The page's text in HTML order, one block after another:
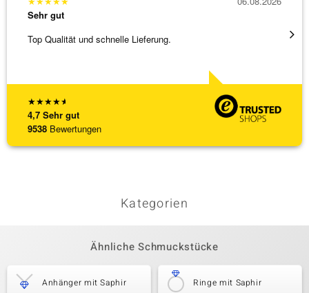
★★★★★
4,7 Sehr gut
9538 Bewertungen
Sehr gut
Top Qualität und schnelle Lieferung.
Bin
Kategorien
Ähnliche Schmuckstücke
Anhänger mit Saphir Ringe mit Saphir